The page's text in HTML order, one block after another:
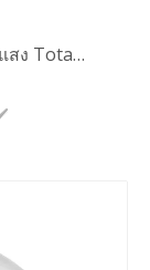
แผ่นสะท้อนแสง Total Station (25.4 มม.,5')